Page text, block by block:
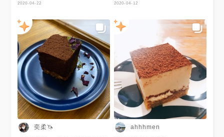
2020-04-22
的飛龍頭 通常是三顆哈哈這個
吃！根本顛覆我對素食的印象😋
😋 而且如果有不能吃什麼都可
以要求更換ㄛ 真的很棒🥰🥰🥰 ‼️
套餐都有附甜點‼️
2020-04-12
奕柔🦄 ahhhmen